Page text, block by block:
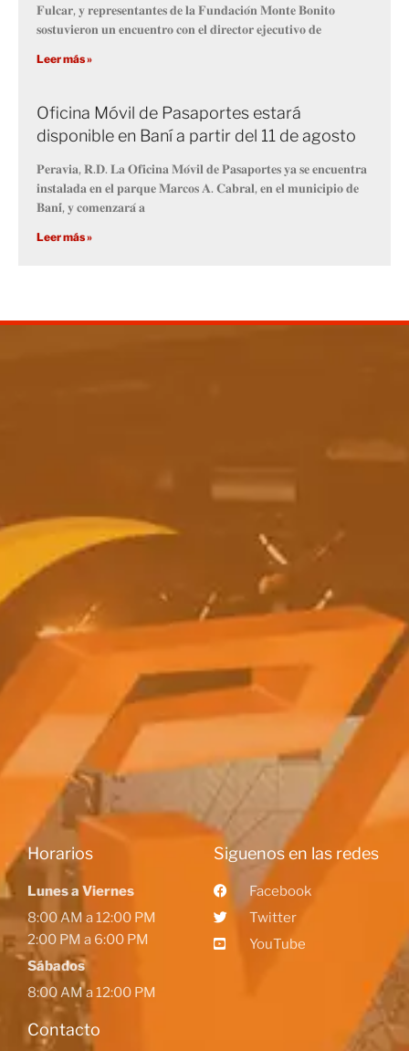
𝐅𝐮𝐥𝐜𝐚𝐫, 𝐲 𝐫𝐞𝐩𝐫𝐞𝐬𝐞𝐧𝐭𝐚𝐧𝐭𝐞𝐬 𝐝𝐞 𝐥𝐚 𝐅𝐮𝐧𝐝𝐚𝐜𝐢𝐨́𝐧 𝐌𝐨𝐧𝐭𝐞 𝐁𝐨𝐧𝐢𝐭𝐨
𝐬𝐨𝐬𝐭𝐮𝐯𝐢𝐞𝐫𝐨𝐧 𝐮𝐧 𝐞𝐧𝐜𝐮𝐞𝐧𝐭𝐫𝐨 𝐜𝐨𝐧 𝐞𝐥 𝐝𝐢𝐫𝐞𝐜𝐭𝐨𝐫 𝐞𝐣𝐞𝐜𝐮𝐭𝐢𝐯𝐨 𝐝𝐞
Leer más »
Oficina Móvil de Pasaportes estará
disponible en Baní a partir del 11 de agosto
𝐏𝐞𝐫𝐚𝐯𝐢𝐚, 𝐑.𝐃. 𝐋𝐚 𝐎𝐟𝐢𝐜𝐢𝐧𝐚 𝐌𝐨́𝐯𝐢𝐥 𝐝𝐞 𝐏𝐚𝐬𝐚𝐩𝐨𝐫𝐭𝐞𝐬 𝐲𝐚 𝐬𝐞 𝐞𝐧𝐜𝐮𝐞𝐧𝐭𝐫𝐚
𝐢𝐧𝐬𝐭𝐚𝐥𝐚𝐝𝐚 𝐞𝐧 𝐞𝐥 𝐩𝐚𝐫𝐪𝐮𝐞 𝐌𝐚𝐫𝐜𝐨𝐬 𝐀. 𝐂𝐚𝐛𝐫𝐚𝐥, 𝐞𝐧 𝐞𝐥 𝐦𝐮𝐧𝐢𝐜𝐢𝐩𝐢𝐨 𝐝𝐞
𝐁𝐚𝐧𝐢́, 𝐲 𝐜𝐨𝐦𝐞𝐧𝐳𝐚𝐫𝐚́ 𝐚
Leer más »
Horarios
Lunes a Viernes
8:00 AM a 12:00 PM
2:00 PM a 6:00 PM
Sábados
8:00 AM a 12:00 PM
Contacto
Siguenos en las redes
Facebook
Twitter
YouTube